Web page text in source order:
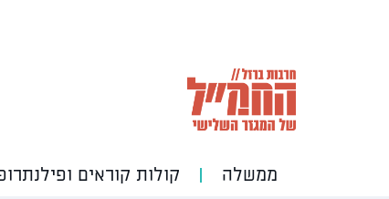
ממשלה קולות קוראים